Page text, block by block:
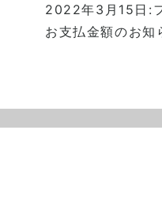
2022年3月15日:
お支払金額のお知